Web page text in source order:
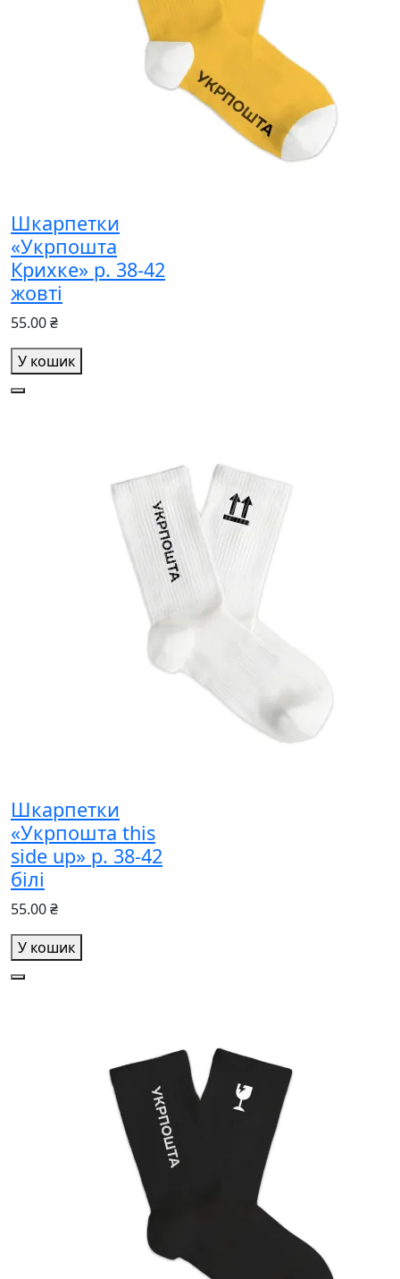
Шкарпетки
«Укрпошта
Крихке» р. 38-42
жовті
55.00 ₴
У кошик
Шкарпетки
«Укрпошта this
side up» р. 38-42
білі
55.00 ₴
У кошик